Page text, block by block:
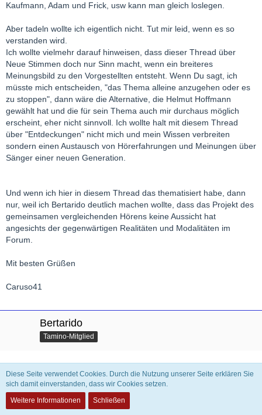
Kaufmann, Adam und Frick, usw kann man gleich loslegen.
Aber tadeln wollte ich eigentlich nicht. Tut mir leid, wenn es so
verstanden wird.
Ich wollte vielmehr darauf hinweisen, dass dieser Thread über
Neue Stimmen doch nur Sinn macht, wenn ein breiteres
Meinungsbild zu den Vorgestellten entsteht. Wenn Du sagt, ich
müsste mich entscheiden, "das Thema alleine anzugehen oder es
zu stoppen", dann wäre die Alternative, die Helmut Hoffmann
gewählt hat und die für sein Thema auch mir durchaus möglich
erscheint, eher nicht sinnvoll. Ich wollte halt mit diesem Thread
über "Entdeckungen" nicht mich und mein Wissen verbreiten
sondern einen Austausch von Hörerfahrungen und Meinungen über
Sänger einer neuen Generation.
Und wenn ich hier in diesem Thread das thematisiert habe, dann
nur, weil ich Bertarido deutlich machen wollte, dass das Projekt des
gemeinsamen vergleichenden Hörens keine Aussicht hat
angesichts der gegenwärtigen Realitäten und Modalitäten im
Forum.
Mit besten Grüßen
Caruso41
Bertarido
Tamino-Mitglied
Zitat von Caruso41
Diese Seite verwendet Cookies. Durch die Nutzung unserer Seite erklären Sie
sich damit einverstanden, dass wir Cookies setzen.
Weitere Informationen
Schließen